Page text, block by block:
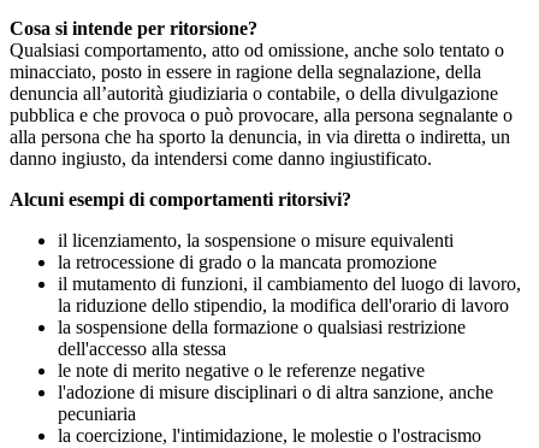
Cosa si intende per ritorsione?
Qualsiasi comportamento, atto od omissione, anche solo tentato o
minacciato, posto in essere in ragione della segnalazione, della
denuncia all’autorità giudiziaria o contabile, o della divulgazione
pubblica e che provoca o può provocare, alla persona segnalante o
alla persona che ha sporto la denuncia, in via diretta o indiretta, un
danno ingiusto, da intendersi come danno ingiustificato.
Alcuni esempi di comportamenti ritorsivi?
il licenziamento, la sospensione o misure equivalenti
la retrocessione di grado o la mancata promozione
il mutamento di funzioni, il cambiamento del luogo di lavoro,
la riduzione dello stipendio, la modifica dell'orario di lavoro
la sospensione della formazione o qualsiasi restrizione
dell'accesso alla stessa
le note di merito negative o le referenze negative
l'adozione di misure disciplinari o di altra sanzione, anche
pecuniaria
la coercizione, l'intimidazione, le molestie o l'ostracismo